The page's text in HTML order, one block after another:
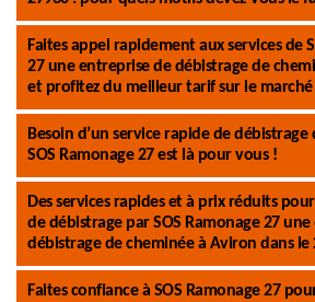
Faites appel rapidement aux services de
27 une entreprise de débistrage de
et profitez du meilleur tarif sur le
Besoin d’un service rapide de débistrage
SOS Ramonage 27 est là pour vous !
Des services rapides et à prix réduits
de débistrage par SOS Ramonage 27
débistrage de cheminée à Aviron dans le
Faites confiance à SOS Ramonage 27